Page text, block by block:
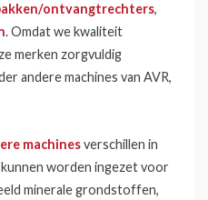
ontvangtrechters,
. Omdat we kwaliteit
merken zorgvuldig
andere machines van AVR,
machinesverschillen in
worden ingezet voor
minerale grondstoffen,